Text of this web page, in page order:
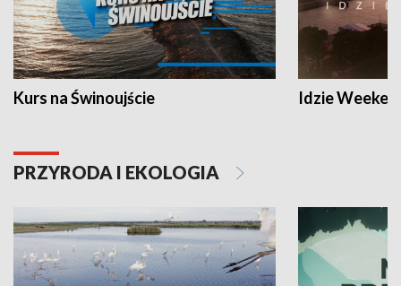
Kurs na Świnoujście Idzie
PRZYRODA I EKOLOGIA